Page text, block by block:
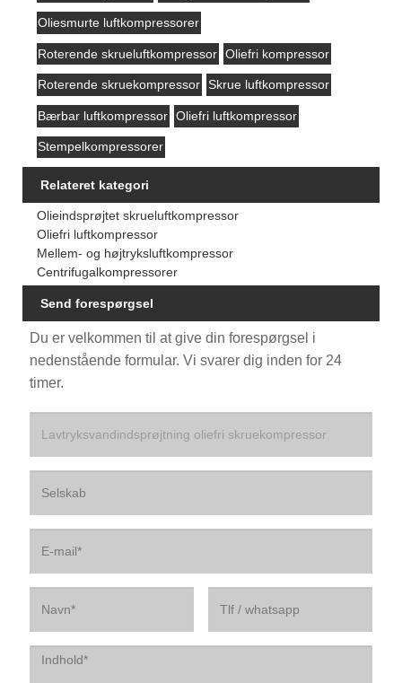
Oliesmurte luftkompressorer
Roterende skrueluftkompressor Oliefri kompressor
Roterende skruekompressor Skrue luftkompressor
Bærbar luftkompressor Oliefri luftkompressor
Stempelkompressorer
Relateret kategori
Olieindsprøjtet skrueluftkompressor
Oliefri luftkompressor
Mellem- og højtryksluftkompressor
Centrifugalkompressorer
Send forespørgsel
Du er velkommen til at give din forespørgsel i
nedenstående formular. Vi svarer dig inden for 24
timer.